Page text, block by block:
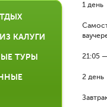
КАЛУГИ
ТУРЫ
1 день
21:05
2 день